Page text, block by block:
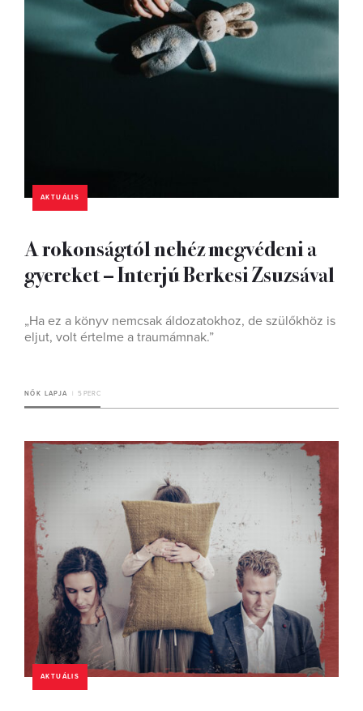
AKTUÁLIS
A rokonságtól nehéz megvédeni a
gyereket – Interjú Berkesi Zsuzsával
„Ha ez a könyv nemcsak áldozatokhoz, de szülőkhöz is
eljut, volt értelme a traumámnak.”
NŐK LAPJA 5 PERC
AKTUÁLIS